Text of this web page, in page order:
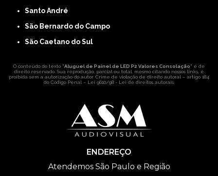
Santo André
São Bernardo do Campo
São Caetano do Sul
O conteúdo do texto "Aluguel de Painel de LED P2 Valores Consolação" é de
direito reservado. Sua reprodução, parcial ou total, mesmo citando nossos links, é
proibida sem a autorização do autor. Crime de violação de direito autoral – artigo 184
do Código Penal – Lei 9610/98 - Lei de direitos autorais.
ENDEREÇO
Atendemos São Paulo e Região